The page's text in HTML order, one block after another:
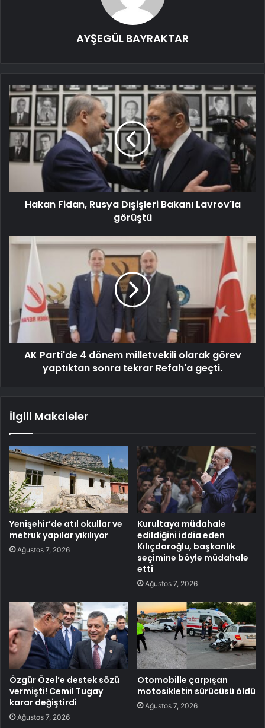
AYŞEGÜL BAYRAKTAR
Hakan Fidan, Rusya Dışişleri Bakanı Lavrov'la
görüştü
AK Parti'de 4 dönem milletvekili olarak görev
yaptıktan sonra tekrar Refah'a geçti.
İlgili Makaleler
Yenişehir’de atıl okullar ve
metruk yapılar yıkılıyor
Ağustos 7, 2026
Kurultaya müdahale
edildiğini iddia eden
Kılıçdaroğlu, başkanlık
seçimine böyle müdahale
etti
Ağustos 7, 2026
Özgür Özel’e destek sözü
vermişti! Cemil Tugay
karar değiştirdi
Ağustos 7, 2026
Otomobille çarpışan
motosikletin sürücüsü öldü
Ağustos 7, 2026